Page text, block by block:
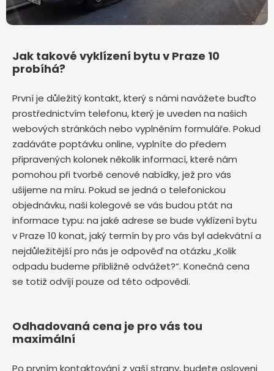
Jak takové vyklízení bytu v Praze 10
probíhá?
První je důležitý kontakt, který s námi navážete buďto
prostřednictvím telefonu, který je uveden na našich
webových stránkách nebo vyplněním formuláře. Pokud
zadáváte poptávku online, vyplníte do předem
připravených kolonek několik informací, které nám
pomohou při tvorbě cenové nabídky, jež pro vás
ušijeme na míru. Pokud se jedná o telefonickou
objednávku, naši kolegové se vás budou ptát na
informace typu: na jaké adrese se bude vyklízení bytu
v Praze 10 konat, jaký termín by pro vás byl adekvátní a
nejdůležitější pro nás je odpověď na otázku „Kolik
odpadu budeme přibližně odvážet?“. Konečná cena
se totiž odvíjí pouze od této odpovědi.
Odhadovaná cena je pro vás tou
maximální
Po prvním kontaktování z vaší strany, budete osloveni